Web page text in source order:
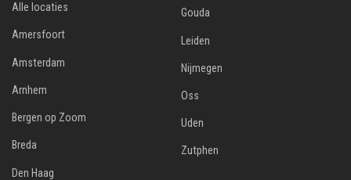
Alle locaties
Amersfoort
Amsterdam
Arnhem
Bergen op Zoom
Breda
Den Haag
Gouda
Leiden
Nijmegen
Oss
Uden
Zutphen